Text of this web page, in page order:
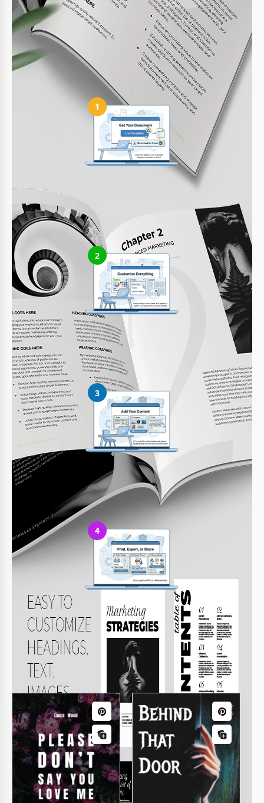
Pode ser usado para outros tópicos?
Sim, é perfeito para vários temas além de
marketing.
Como usar e editar este modelo
1
Obtenha seu documento
Clique em "Editar modelo" para criar uma cópia editável no
Google Docs ou baixar para Microsoft Word
2
Personalize tudo
Altere facilmente cores, fontes e layouts conforme seu estilo
3
Adicione seu conteúdo
Preencha seus dados, envie imagens e substitua o texto
4
Imprima, exporte ou compartilhe
Imprima, exporte como PDF ou compartilhe instantaneamente
Modelos relacionados